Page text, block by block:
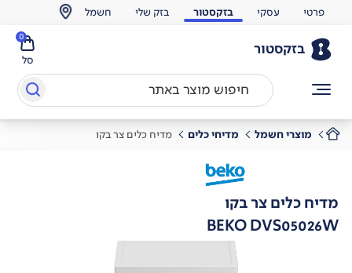
פרטי עסקי בזקסטור בזק שלי חשמל
בזקסטור
סל
0
מוצרי חשמל מדיחי כלים מדיח כלים צר בקו
מדיח כלים צר בקו
BEKO DVS05026W